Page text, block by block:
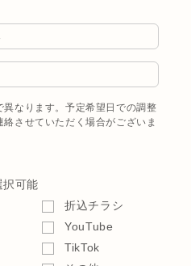
なります。予定希望日での調整
させていただく場合がございま
可能
折込チラシ
YouTube
TikTok